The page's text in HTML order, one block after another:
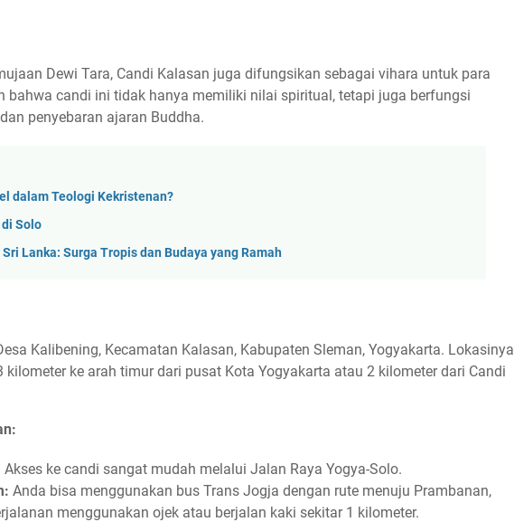
Dewi Tara, Candi Kalasan juga difungsikan sebagai vihara untuk para
bahwa candi ini tidak hanya memiliki nilai spiritual, tetapi juga berfungsi
penyebaran ajaran Buddha.
dalam Teologi Kekristenan?
Solo
Lanka: Surga Tropis dan Budaya yang Ramah
Kalibening, Kecamatan Kalasan, Kabupaten Sleman, Yogyakarta. Lokasinya
kilometer ke arah timur dari pusat Kota Yogyakarta atau 2 kilometer dari Candi
Akses ke candi sangat mudah melalui Jalan Raya Yogya-Solo.
Anda bisa menggunakan bus Trans Jogja dengan rute menuju Prambanan,
menggunakan ojek atau berjalan kaki sekitar 1 kilometer.